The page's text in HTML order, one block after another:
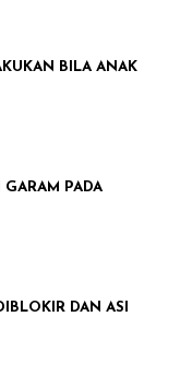
BILA ANAK
GARAM PADA
DAN ASI